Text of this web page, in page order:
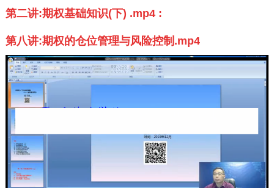
第二讲:期权基础知识(下) .mp4 :
第八讲:期权的仓位管理与风险控制.mp4